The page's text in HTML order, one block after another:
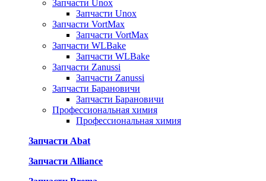
Запчасти Unox
Запчасти Unox
Запчасти VortMax
Запчасти VortMax
Запчасти WLBake
Запчасти WLBake
Запчасти Zanussi
Запчасти Zanussi
Запчасти Барановичи
Запчасти Барановичи
Профессиональная химия
Профессиональная химия
Запчасти Abat
Запчасти Alliance